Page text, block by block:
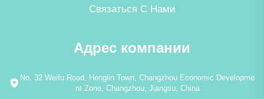
Связаться С Нами
Адрес компании
No. 32 Weifu Road, Henglin Town, Changzhou Economic Developme
nt Zone, Changzhou, Jiangsu, China